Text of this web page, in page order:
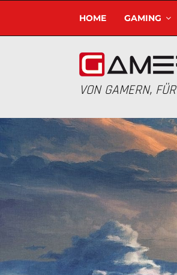
HOME GAMING
VON GAMERN,